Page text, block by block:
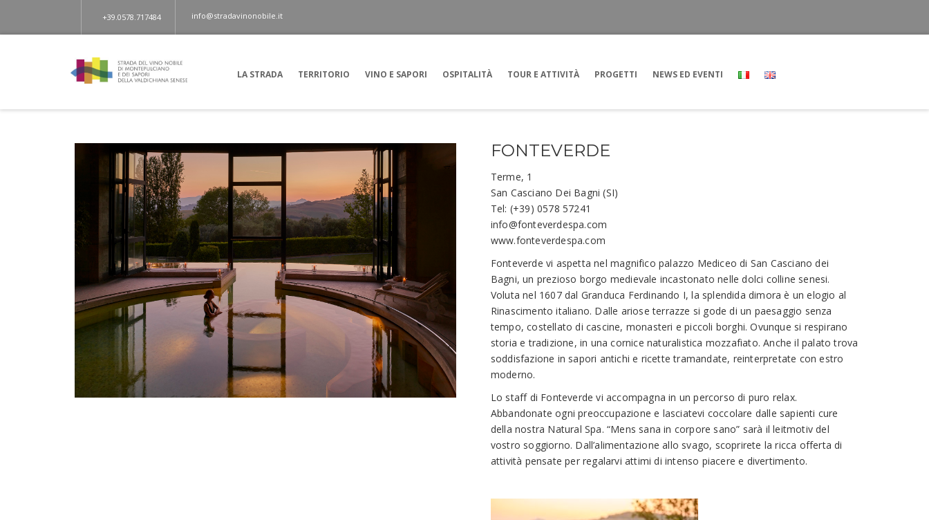
+39.0578.717484 info@stradavinonobile.it
LA STRADA TERRITORIO VINO E SAPORI OSPITALITÀ TOUR E ATTIVITÀ PROGETTI NEWS ED EVENTI
FONTEVERDE
Terme, 1
San Casciano Dei Bagni (SI)
Tel: (+39) 0578 57241
info@fonteverdespa.com
www.fonteverdespa.com
Fonteverde vi aspetta nel magnifico palazzo Mediceo di San Casciano dei
Bagni, un prezioso borgo medievale incastonato nelle dolci colline senesi.
Voluta nel 1607 dal Granduca Ferdinando I, la splendida dimora è un elogio al
Rinascimento italiano. Dalle ariose terrazze si gode di un paesaggio senza
tempo, costellato di cascine, monasteri e piccoli borghi. Ovunque si respirano
storia e tradizione, in una cornice naturalistica mozzafiato. Anche il palato trova
soddisfazione in sapori antichi e ricette tramandate, reinterpretate con estro
moderno.
Lo staff di Fonteverde vi accompagna in un percorso di puro relax.
Abbandonate ogni preoccupazione e lasciatevi coccolare dalle sapienti cure
della nostra Natural Spa. “Mens sana in corpore sano” sarà il leitmotiv del
vostro soggiorno. Dall’alimentazione allo svago, scoprirete la ricca offerta di
attività pensate per regalarvi attimi di intenso piacere e divertimento.